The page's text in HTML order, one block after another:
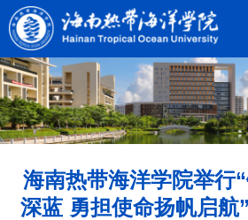
海南热带海洋学院举行
深蓝 勇担使命扬帆启航